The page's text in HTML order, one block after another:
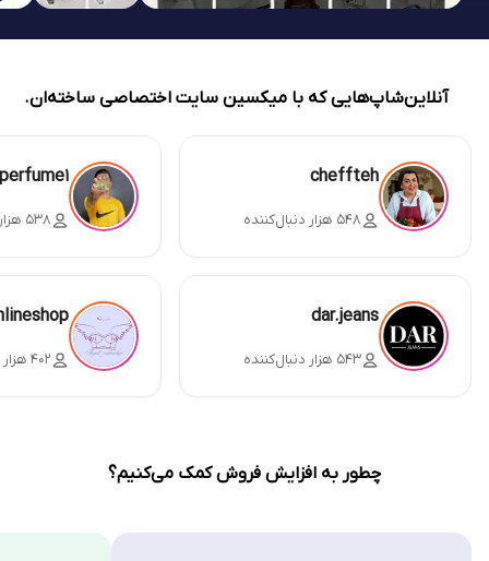
آنلاین‌شاپ‌هایی که با میکسین سایت اختصاصی ساخته‌ان.
cheffteh
۵۴۸ هزار دنبال‌کننده ۵۳۸ هزار دنبال‌کننده
dar.jeans
۵۴۳ هزار دنبال‌کننده ۴۰۲ هزار دنبال‌کننده
چطور به افزایش فروش کمک می‌کنیم؟